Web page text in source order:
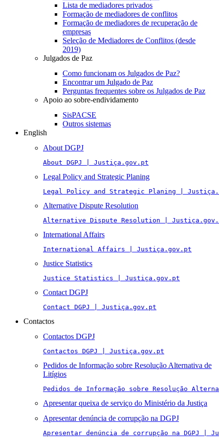
Lista de mediadores privados
Formação de mediadores de conflitos
Formação de mediadores de recuperação de
empresas
Seleção de Mediadores de Conflitos (desde
2019)
Julgados de Paz
Como funcionam os Julgados de Paz?
Encontrar um Julgado de Paz
Perguntas frequentes sobre os Julgados de Paz
Apoio ao sobre-endividamento
SisPACSE
Outros sistemas
English
About DGPJ
About DGPJ | Justiça.gov.pt
Legal Policy and Strategic Planing
Legal Policy and Strategic Planing |
Alternative Dispute Resolution
Alternative Dispute Resolution |
International Affairs
International Affairs | Justiça.gov.pt
Justice Statistics
Justice Statistics | Justiça.gov.pt
Contact DGPJ
Contact DGPJ | Justiça.gov.pt
Contactos
Contactos DGPJ
Contactos DGPJ | Justiça.gov.pt
Pedidos de Informação sobre Resolução Alternativa de
Litígios
Pedidos de Informação sobre Resolução
Apresentar queixa de serviço do Ministério da Justiça
Apresentar denúncia de corrupção na DGPJ
Apresentar denúncia de corrupção na DGPJ |